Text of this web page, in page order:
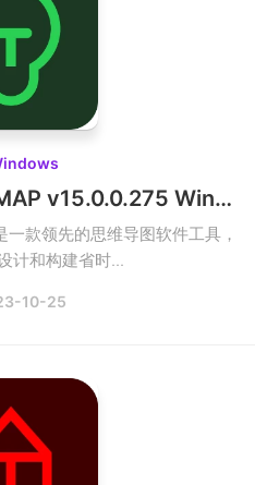
ConceptDraw MINDMAP v15.0.0.275 Win思维导图破解版
款领先的思维导图软件工具，
计和构建省时...
10-25